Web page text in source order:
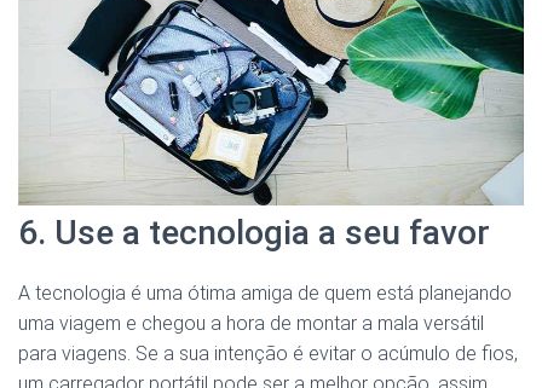
6. Use a tecnologia a seu favor
A tecnologia é uma ótima amiga de quem está planejando
uma viagem e chegou a hora de montar a mala versátil
para viagens. Se a sua intenção é evitar o acúmulo de fios,